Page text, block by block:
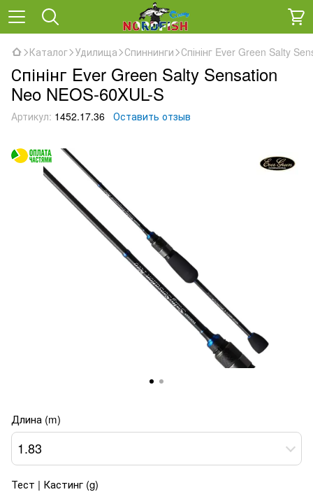
Каталог Удилища Спиннинги Спінінг Ever Green Salty
Спінінг Ever Green Salty Sensation
Neo NEOS-60XUL-S
Артикул: 1452.17.36 Оставить отзыв
Длина (m)
1.83
Тест | Кастинг (g)